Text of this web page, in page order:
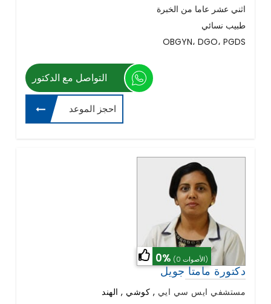
اثني عشر عاما من الخبرة
طبيب نسائي
OBGYN، DGO، PGDS
التواصل مع الدكتور
احجز الموعد
0% (0 الأصوات)
دكتورة مامتا جويل
مستشفي ايس سي ايي , كوشي , الهند